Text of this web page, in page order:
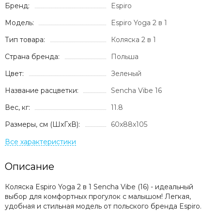
Бренд:
Espiro
Модель:
Espiro Yoga 2 в 1
Тип товара:
Коляска 2 в 1
Страна бренда:
Польша
Цвет:
Зеленый
Название расцветки:
Sencha Vibe 16
Вес, кг:
11.8
Размеры, см (ШxГxВ):
60х88х105
Описание
Коляска Espiro Yoga 2 в 1 Sencha Vibe (16) - идеальный
выбор для комфортных прогулок с малышом! Легкая,
удобная и стильная модель от польского бренда Espiro.